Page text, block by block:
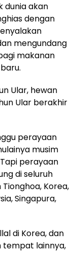
dunia akan
dengan
mengundang
makanan
Ular, hewan
Ular berakhir
perayaan
musim
perayaan
di seluruh
Korea,
Singapura,
di Korea, dan
tempat lainnya,